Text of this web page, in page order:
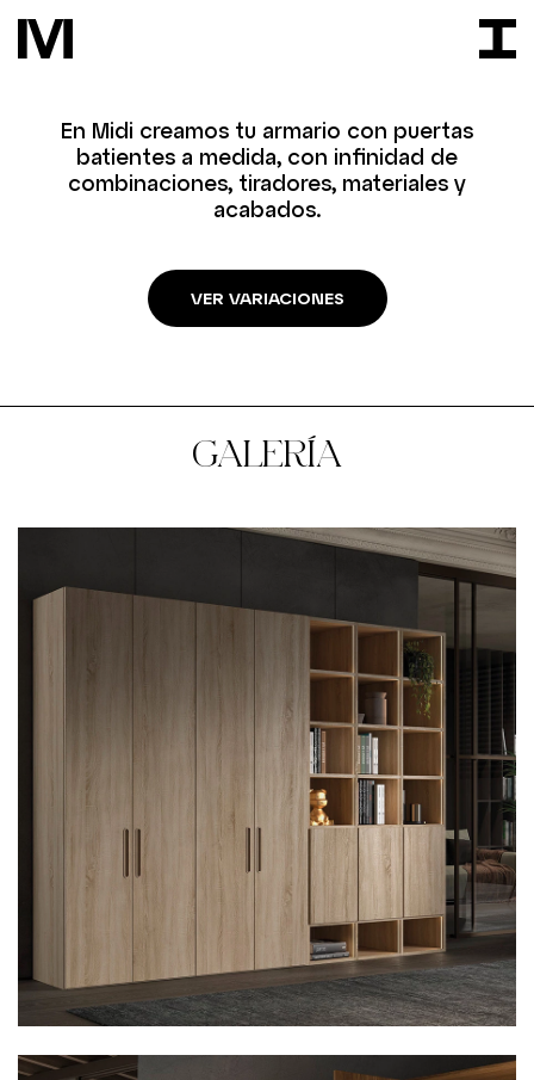
En Midi creamos tu armario con puertas
batientes a medida, con infinidad de
combinaciones, tiradores, materiales y
acabados.
VER VARIACIONES
GALERÍA